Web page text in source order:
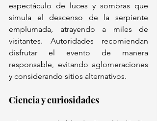
espectáculo de luces y sombras que
simula el descenso de la serpiente
emplumada, atrayendo a miles de
visitantes. Autoridades recomiendan
disfrutar el evento de manera
responsable, evitando aglomeraciones
y considerando sitios alternativos.
Ciencia y curiosidades